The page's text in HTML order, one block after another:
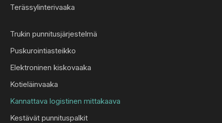
Terässylinterivaaka
Trukin punnitusjärjestelmä
Puskurointiasteikko
Elektroninen kiskovaaka
Kotieläinvaaka
Kannattava logistinen mittakaava
Kestävät punnituspalkit